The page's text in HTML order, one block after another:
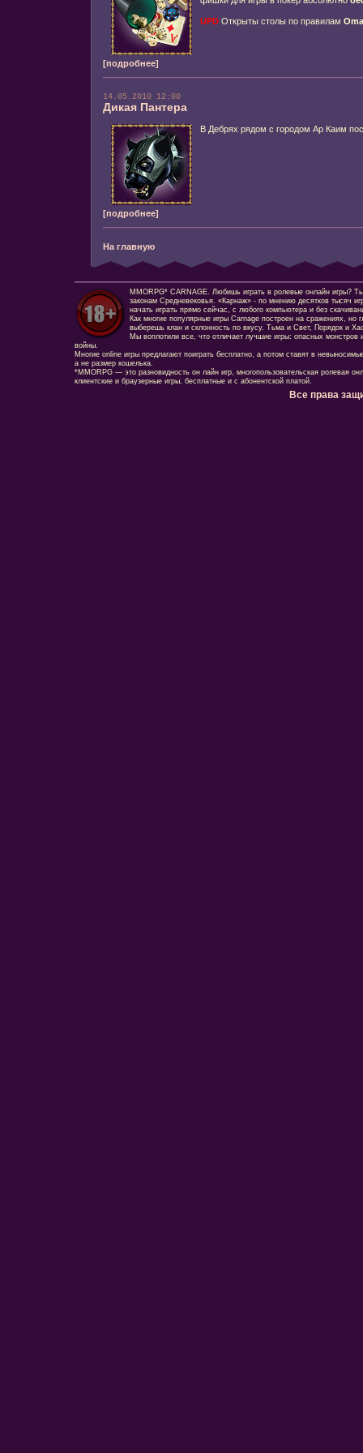
UPDОткрыты столы по правилам
[подробнее]
14.05.2010 12:00
Дикая Пантера
В Дебрях рядом с городом Ар Каим
[подробнее]
На главную
MMORPG* CARNAGE. Любишь играть в ролевые онлайн игры?
законам Средневековья. «Карнаж» - по мнению десятков тысяч
начать играть прямо сейчас, с любого компьютера и без
Как многие популярные игры Carnage построен на сражениях, но
выберешь клан и склонность по вкусу. Тьма и Свет, Порядок и
Мы воплотили все, что отличает лучшие игры: опасных монстров
войны.
Многие online игры предлагают поиграть бесплатно, а потом ставят в
а не размер кошелька.
*MMORPG — это разновидность он лайн игр, многопользовательская ролевая
клиентские и браузерные игры, бесплатные и с абонентской платой.
Все права